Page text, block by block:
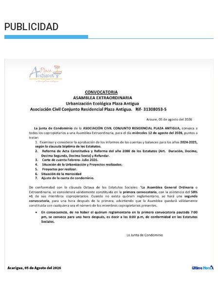
PUBLICIDAD